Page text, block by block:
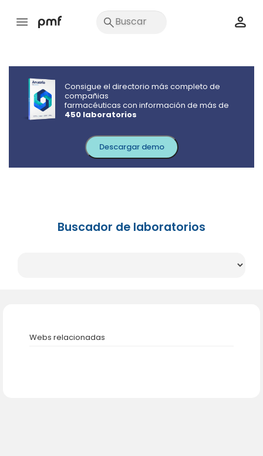
Consigue el directorio más completo de
compañias
farmacéuticas con información de más de
450 laboratorios
Descargar demo
Buscador de laboratorios
Webs relacionadas